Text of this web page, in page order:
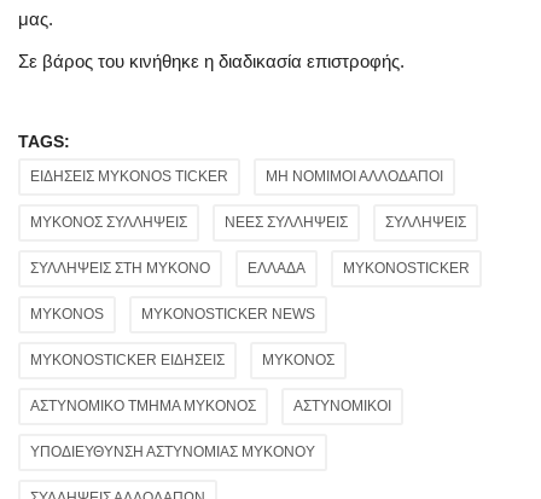
μας.
Σε βάρος του κινήθηκε η διαδικασία επιστροφής.
TAGS:
ΕΙΔΗΣΕΙΣ MYKONOS TICKER ΜΗ ΝΟΜΙΜΟΙ ΑΛΛΟΔΑΠΟΙ
ΜΥΚΟΝΟΣ ΣΥΛΛΗΨΕΙΣ ΝΕΕΣ ΣΥΛΛΗΨΕΙΣ ΣΥΛΛΗΨΕΙΣ
ΣΥΛΛΗΨΕΙΣ ΣΤΗ ΜΥΚΟΝΟ ΕΛΛΑΔΑ MYKONOSTICKER
MYKONOS MYKONOSTICKER NEWS
MYKONOSTICKER ΕΙΔΗΣΕΙΣ ΜΥΚΟΝΟΣ
ΑΣΤΥΝΟΜΙΚΟ ΤΜΗΜΑ ΜΥΚΟΝΟΣ ΑΣΤΥΝΟΜΙΚΟΙ
ΥΠΟΔΙΕΥΘΥΝΣΗ ΑΣΤΥΝΟΜΙΑΣ ΜΥΚΟΝΟΥ